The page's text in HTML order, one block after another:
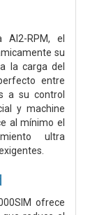
AI2-RPM, el
su
la carga del
entre
a su control
y machine
al mínimo el
ultra
ofrece